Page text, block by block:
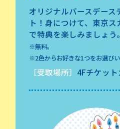
オリジナルバースデース
ト！身につけて、東京ス
で特典を楽しみましょう。
※無料。
※2色からお好きな1つをお選びい
［受取場所］ 4Fチケッ